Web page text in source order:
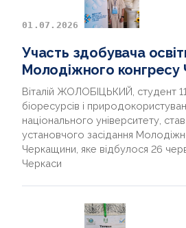
01.07.2026
Участь здобувача
Молодіжного
Віталій ЖОЛОБІЦЬКИЙ, студент
біоресурсів і
національного університету,
установчого засідання
Черкащини, яке відбулося 26
Черкаси